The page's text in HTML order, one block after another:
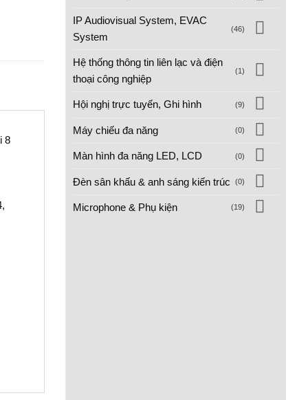
IP Audiovisual System, EVAC
System
(46)
Hệ thống thông tin liên lạc và điện
thoại công nghiệp
(1)
Hội nghị trực tuyến, Ghi hình (9)
Máy chiếu đa năng (0)
Màn hình đa năng LED, LCD (0)
Đèn sân khấu & anh sáng kiến trúc (0)
Microphone & Phụ kiện (19)
8